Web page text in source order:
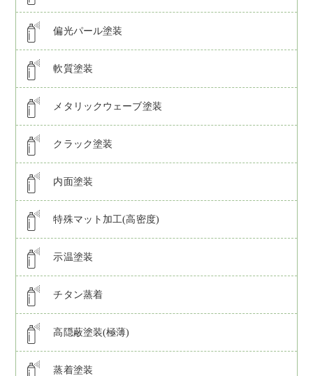
偏光パール塗装
軟質塗装
メタリックウェーブ塗装
クラック塗装
内面塗装
特殊マット加工(高密度)
示温塗装
チタン蒸着
高隠蔽塗装(極薄)
蒸着塗装